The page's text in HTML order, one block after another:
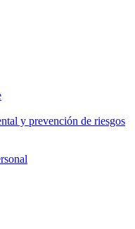
y prevención de riesgos